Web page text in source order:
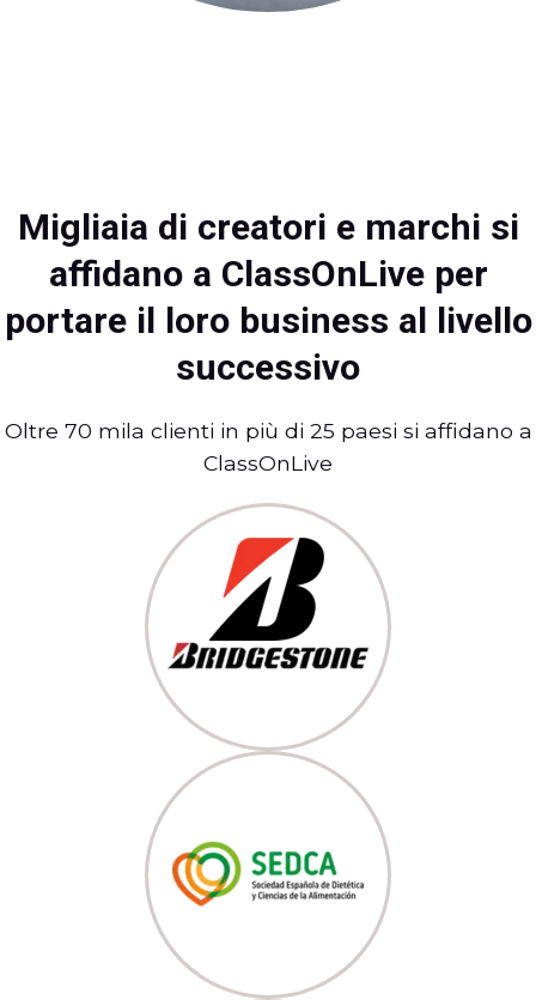
Migliaia di creatori e marchi si
affidano a ClassOnLive per
portare il loro business al livello
successivo
Oltre 70 mila clienti in più di 25 paesi si affidano a
ClassOnLive